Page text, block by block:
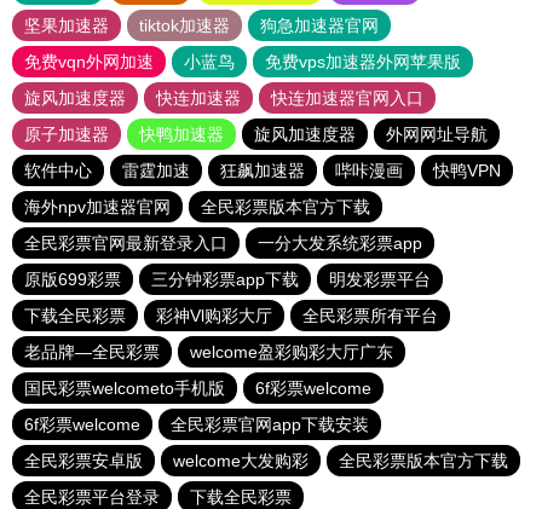
坚果加速器
tiktok加速器
狗急加速器官网
免费vqn外网加速
小蓝鸟
免费vps加速器外网苹果版
旋风加速度器
快连加速器
快连加速器官网入口
原子加速器
快鸭加速器 旋风加速度器
外网网址导航
软件中心
雷霆加速 狂飙加速器 哔咔漫画
快鸭VPN
海外npv加速器官网
全民彩票版本官方下载
全民彩票官网最新登录入口
一分大发系统彩票app
原版699彩票
三分钟彩票app下载
明发彩票平台
下载全民彩票
彩神Vl购彩大厅
全民彩票所有平台
老品牌—全民彩票
welcome盈彩购彩大厅广东
国民彩票welcometo手机版
6f彩票welcome
6f彩票welcome
全民彩票官网app下载安装
全民彩票安卓版
welcome大发购彩
全民彩票版本官方下载
全民彩票平台登录
下载全民彩票